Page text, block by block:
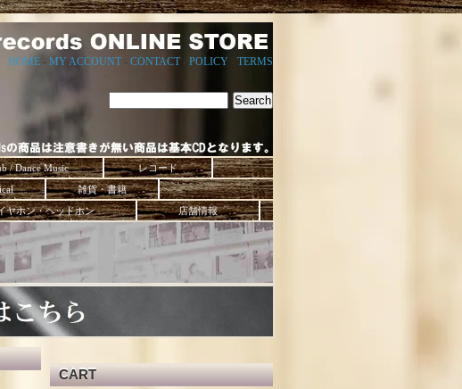
HOME - MY ACCOUNT - CONTACT- POLICY TERMS
/ Dance Music
レコード
雑貨・書籍
ホン・ヘッドホン 店舗情報
CART